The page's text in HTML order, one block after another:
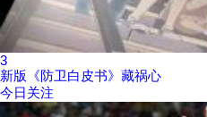
3
新版《防卫白皮书》藏祸心
今日关注